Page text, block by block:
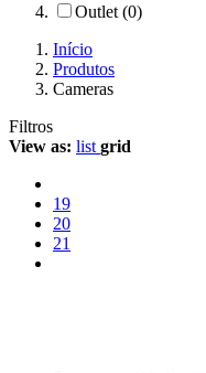
Outlet (0)
Início
Produtos
Cameras
Filtros
View as: list grid
19
20
21